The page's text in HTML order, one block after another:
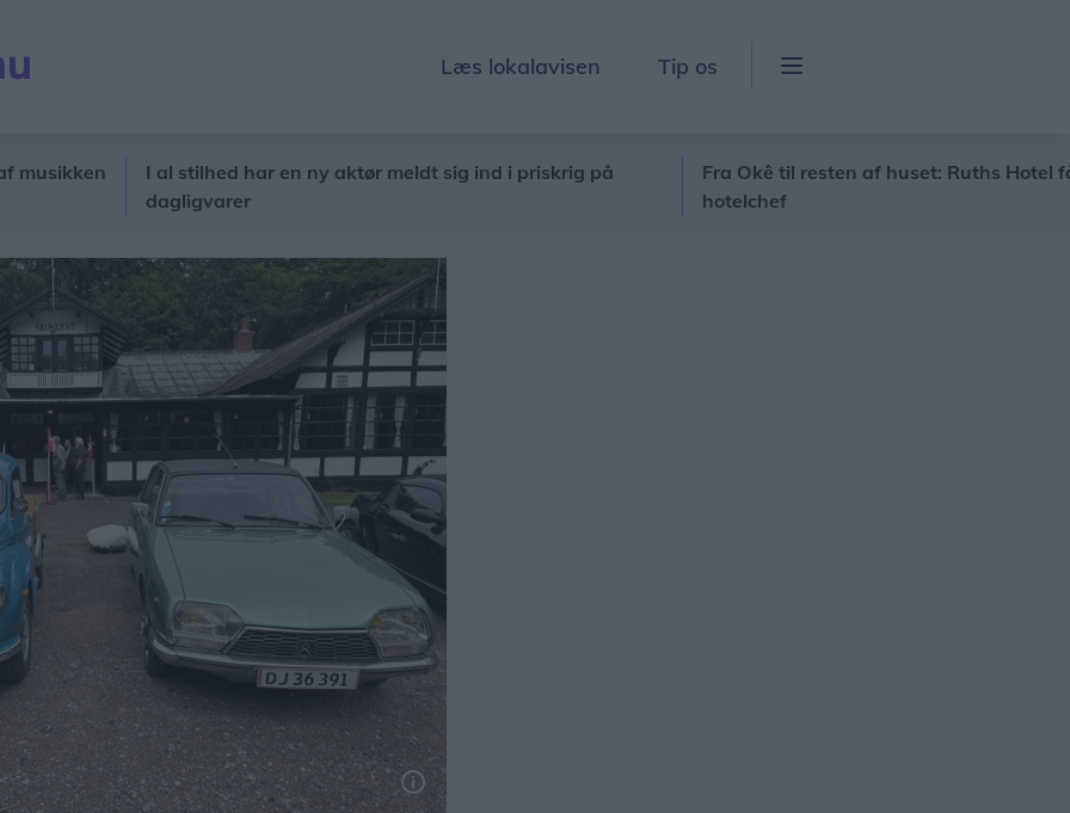
Læs lokalavisen Tip os
I al stilhed har en ny aktør meldt sig ind i priskrig på
dagligvarer
Fra Okê til resten af huset: Ruths Hotel får sin
hotelchef